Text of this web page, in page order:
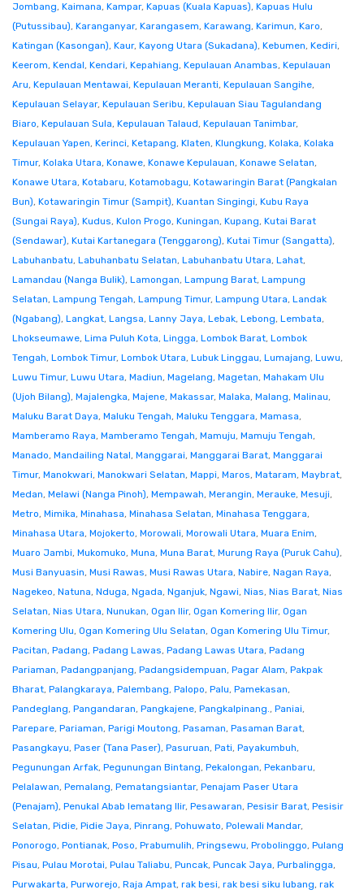
Jombang, Kaimana, Kampar, Kapuas (Kuala Kapuas), Kapuas Hulu
(Putussibau), Karanganyar, Karangasem, Karawang, Karimun, Karo,
Katingan (Kasongan), Kaur, Kayong Utara (Sukadana), Kebumen, Kediri,
Keerom, Kendal, Kendari, Kepahiang, Kepulauan Anambas, Kepulauan
Aru, Kepulauan Mentawai, Kepulauan Meranti, Kepulauan Sangihe,
Kepulauan Selayar, Kepulauan Seribu, Kepulauan Siau Tagulandang
Biaro, Kepulauan Sula, Kepulauan Talaud, Kepulauan Tanimbar,
Kepulauan Yapen, Kerinci, Ketapang, Klaten, Klungkung, Kolaka, Kolaka
Timur, Kolaka Utara, Konawe, Konawe Kepulauan, Konawe Selatan,
Konawe Utara, Kotabaru, Kotamobagu, Kotawaringin Barat (Pangkalan
Bun), Kotawaringin Timur (Sampit), Kuantan Singingi, Kubu Raya
(Sungai Raya), Kudus, Kulon Progo, Kuningan, Kupang, Kutai Barat
(Sendawar), Kutai Kartanegara (Tenggarong), Kutai Timur (Sangatta),
Labuhanbatu, Labuhanbatu Selatan, Labuhanbatu Utara, Lahat,
Lamandau (Nanga Bulik), Lamongan, Lampung Barat, Lampung
Selatan, Lampung Tengah, Lampung Timur, Lampung Utara, Landak
(Ngabang), Langkat, Langsa, Lanny Jaya, Lebak, Lebong, Lembata,
Lhokseumawe, Lima Puluh Kota, Lingga, Lombok Barat, Lombok
Tengah, Lombok Timur, Lombok Utara, Lubuk Linggau, Lumajang, Luwu,
Luwu Timur, Luwu Utara, Madiun, Magelang, Magetan, Mahakam Ulu
(Ujoh Bilang), Majalengka, Majene, Makassar, Malaka, Malang, Malinau,
Maluku Barat Daya, Maluku Tengah, Maluku Tenggara, Mamasa,
Mamberamo Raya, Mamberamo Tengah, Mamuju, Mamuju Tengah,
Manado, Mandailing Natal, Manggarai, Manggarai Barat, Manggarai
Timur, Manokwari, Manokwari Selatan, Mappi, Maros, Mataram, Maybrat,
Medan, Melawi (Nanga Pinoh), Mempawah, Merangin, Merauke, Mesuji,
Metro, Mimika, Minahasa, Minahasa Selatan, Minahasa Tenggara,
Minahasa Utara, Mojokerto, Morowali, Morowali Utara, Muara Enim,
Muaro Jambi, Mukomuko, Muna, Muna Barat, Murung Raya (Puruk Cahu),
Musi Banyuasin, Musi Rawas, Musi Rawas Utara, Nabire, Nagan Raya,
Nagekeo, Natuna, Nduga, Ngada, Nganjuk, Ngawi, Nias, Nias Barat, Nias
Selatan, Nias Utara, Nunukan, Ogan Ilir, Ogan Komering Ilir, Ogan
Komering Ulu, Ogan Komering Ulu Selatan, Ogan Komering Ulu Timur,
Pacitan, Padang, Padang Lawas, Padang Lawas Utara, Padang
Pariaman, Padangpanjang, Padangsidempuan, Pagar Alam, Pakpak
Bharat, Palangkaraya, Palembang, Palopo, Palu, Pamekasan,
Pandeglang, Pangandaran, Pangkajene, Pangkalpinang., Paniai,
Parepare, Pariaman, Parigi Moutong, Pasaman, Pasaman Barat,
Pasangkayu, Paser (Tana Paser), Pasuruan, Pati, Payakumbuh,
Pegunungan Arfak, Pegunungan Bintang, Pekalongan, Pekanbaru,
Pelalawan, Pemalang, Pematangsiantar, Penajam Paser Utara
(Penajam), Penukal Abab lematang Ilir, Pesawaran, Pesisir Barat, Pesisir
Selatan, Pidie, Pidie Jaya, Pinrang, Pohuwato, Polewali Mandar,
Ponorogo, Pontianak, Poso, Prabumulih, Pringsewu, Probolinggo, Pulang
Pisau, Pulau Morotai, Pulau Taliabu, Puncak, Puncak Jaya, Purbalingga,
Purwakarta, Purworejo, Raja Ampat, rak besi, rak besi siku lubang, rak